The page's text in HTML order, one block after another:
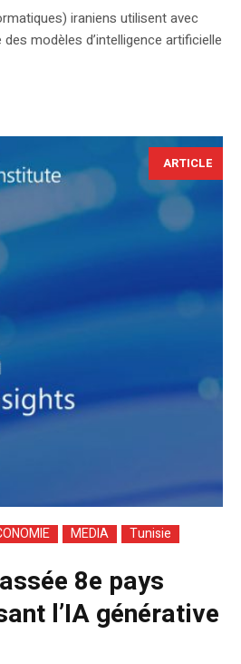
iraniens utilisent avec
modèles d’intelligence artificielle
ARTICLE
MEDIA Tunisie
8e pays
l’IA générative